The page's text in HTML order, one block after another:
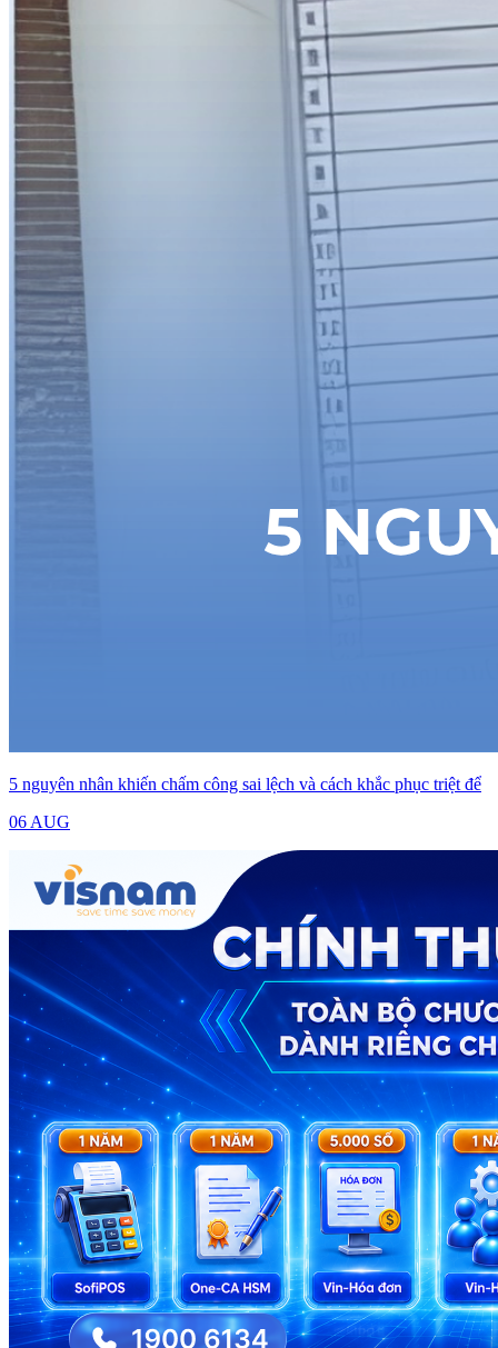
5 nguyên nhân khiến chấm công sai lệch và cách khắc phục triệt để
06 AUG